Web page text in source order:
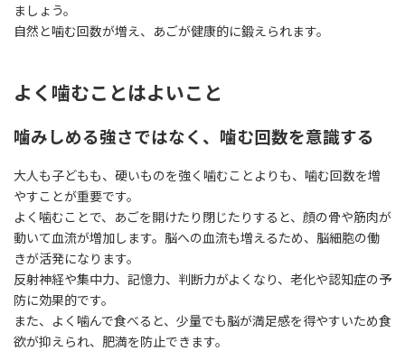
ましょう。
自然と噛む回数が増え、あごが健康的に鍛えられます。
よく噛むことはよいこと
噛みしめる強さではなく、噛む回数を意識する
大人も子どもも、硬いものを強く噛むことよりも、噛む回数を増
やすことが重要です。
よく噛むことで、あごを開けたり閉じたりすると、顔の骨や筋肉が
動いて血流が増加します。脳への血流も増えるため、脳細胞の働
きが活発になります。
反射神経や集中力、記憶力、判断力がよくなり、老化や認知症の予
防に効果的です。
また、よく噛んで食べると、少量でも脳が満足感を得やすいため食
欲が抑えられ、肥満を防止できます。